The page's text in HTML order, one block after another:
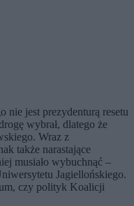
nie jest prezydenturą resetu
wybrał, dlatego że
Wraz z
także narastające
musiało wybuchnąć –
Jagiellońskiego.
czy polityk Koalicji